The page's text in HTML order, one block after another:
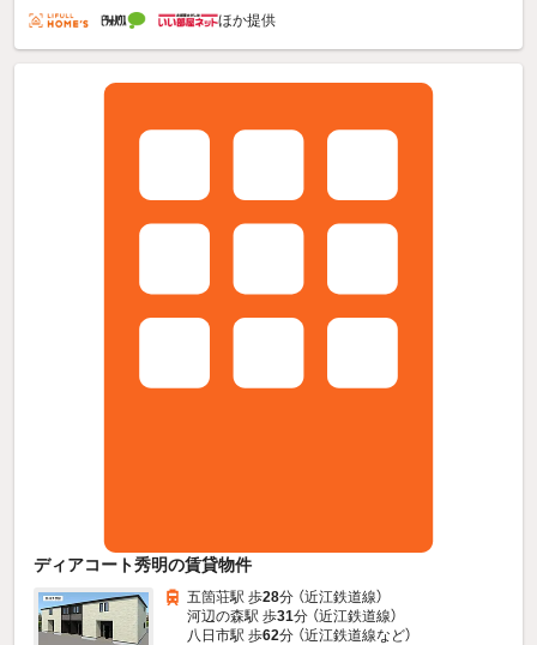
ほか提供
ディアコート秀明の賃貸物件
五箇荘駅 歩28分 （近江鉄道線）
河辺の森駅 歩31分 （近江鉄道線）
八日市駅 歩62分 （近江鉄道線など）